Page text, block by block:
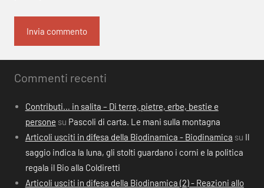
Commenti recenti
Contributi… in salita – Di terre, pietre, erbe, bestie e
persone su Pascoli di carta. Le mani sulla montagna
Articoli usciti in difesa della Biodinamica - Biodinamica su Il
saggio indica la luna, gli stolti guardano i corni e la politica
regala il Bio alla Coldiretti
Articoli usciti in difesa della Biodinamica (2) - Reazioni allo